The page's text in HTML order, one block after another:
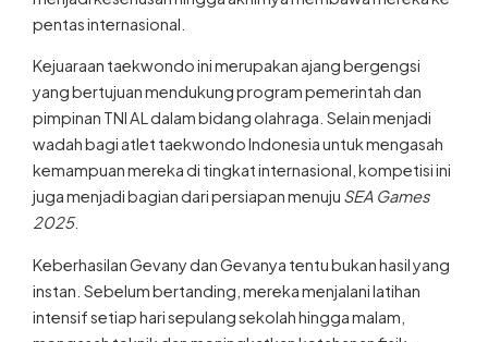
pentas internasional.
yang bertujuan mendukung program pemerintah dan
pimpinan TNI AL dalam bidang olahraga. Selain menjadi
wadah bagi atlet taekwondo Indonesia untuk mengasah
kemampuan mereka di tingkat internasional, kompetisi ini
juga menjadi bagian dari persiapan menuju
SEA Games
2025
instan. Sebelum bertanding, mereka menjalani latihan
intensif setiap hari sepulang sekolah hingga malam,
mengasah teknik dan meningkatkan ketahanan fisik.